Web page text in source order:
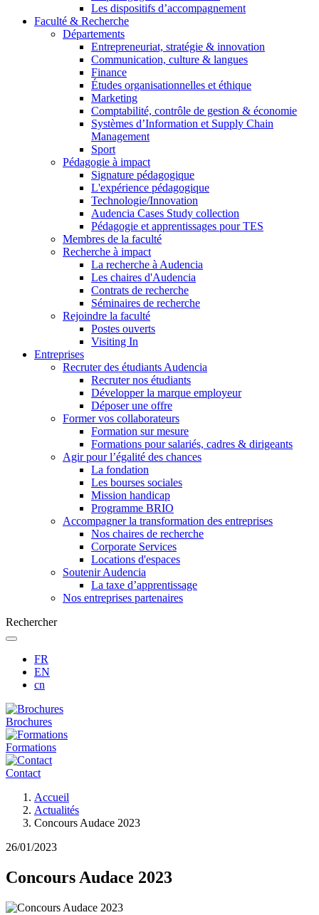
Les dispositifs d’accompagnement
Faculté & Recherche
Départements
Entrepreneuriat, stratégie & innovation
Communication, culture & langues
Finance
Études organisationnelles et éthique
Marketing
Comptabilité, contrôle de gestion & économie
Systèmes d’Information et Supply Chain
Management
Sport
Pédagogie à impact
Signature pédagogique
L'expérience pédagogique
Technologie/Innovation
Audencia Cases Study collection
Pédagogie et apprentissages pour TES
Membres de la faculté
Recherche à impact
La recherche à Audencia
Les chaires d'Audencia
Contrats de recherche
Séminaires de recherche
Rejoindre la faculté
Postes ouverts
Visiting In
Entreprises
Recruter des étudiants Audencia
Recruter nos étudiants
Développer la marque employeur
Déposer une offre
Former vos collaborateurs
Formation sur mesure
Formations pour salariés, cadres & dirigeants
Agir pour l’égalité des chances
La fondation
Les bourses sociales
Mission handicap
Programme BRIO
Accompagner la transformation des entreprises
Nos chaires de recherche
Corporate Services
Locations d'espaces
Soutenir Audencia
La taxe d’apprentissage
Nos entreprises partenaires
Rechercher
FR
EN
cn
Brochures
Formations
Contact
d'Ariane
Accueil
Actualités
Concours Audace 2023
26/01/2023
Concours Audace 2023